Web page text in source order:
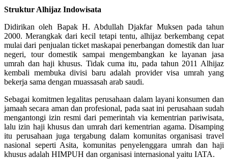
Struktur Alhijaz Indowisata
Didirikan oleh Bapak H. Abdullah Djakfar Muksen pada tahun
2000. Merangkak dari kecil tetapi tentu, alhijaz berkembang cepat
mulai dari penjualan ticket maskapai penerbangan domestik dan luar
negeri, tour domestik sampai mengembangkan ke layanan jasa
umrah dan haji khusus. Tidak cuma itu, pada tahun 2011 Alhijaz
kembali membuka divisi baru adalah provider visa umrah yang
bekerja sama dengan muassasah arab saudi.
Sebagai komitmen legalitas perusahaan dalam layani konsumen dan
jamaah secara aman dan profesional, pada saat ini perusahaan sudah
mengantongi izin resmi dari pemerintah via kementrian pariwisata,
lalu izin haji khusus dan umrah dari kementrian agama. Disamping
itu perusahaan juga tergabung dalam komunitas organisasi travel
nasional seperti Asita, komunitas penyelenggara umrah dan haji
khusus adalah HIMPUH dan organisasi internasional yaitu IATA.